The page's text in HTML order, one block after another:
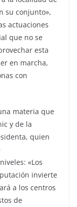
su conjunto»,
actuaciones
que no se
esta
en marcha,
con
materia que
y de la
quien
«Los
invierte
a los centros
de